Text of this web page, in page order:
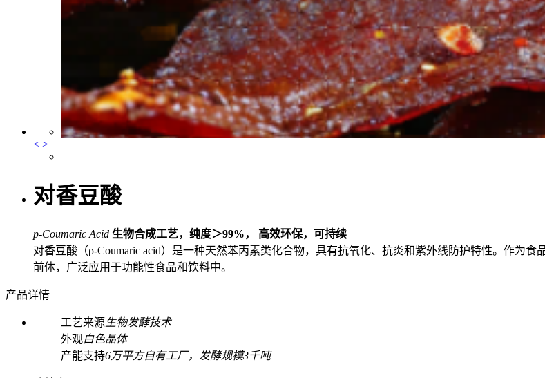
< >
对香豆酸
p-Coumaric Acid 生物合成工艺，纯度＞99%， 高效环保，可持续
对香豆酸（ρ-Coumaric acid）是一种天然苯丙素类化合物，具有抗氧化、抗炎和紫外线防护特性。作为
前体，广泛应用于功能性食品和饮料中。
产品详情
工艺来源生物发酵技术
外观白色晶体
产能支持6万平方自有工厂，发酵规模3千吨